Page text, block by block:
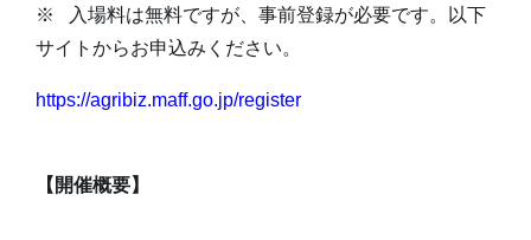
※ 入場料は無料ですが、事前登録が必要です。以下
サイトからお申込みください。
https://agribiz.maff.go.jp/register
【開催概要】